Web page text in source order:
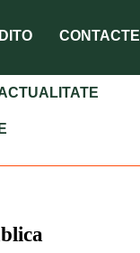
CONTACTE